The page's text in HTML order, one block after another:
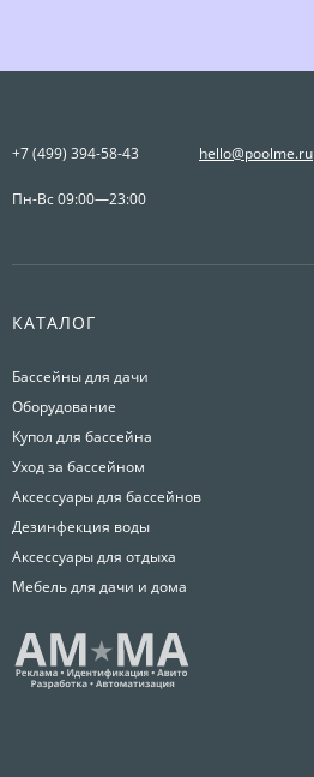
+7 (499) 394-58-43 hello@poolme.ru
Пн-Вс 09:00—23:00
КАТАЛОГ
Бассейны для дачи
Оборудование
Купол для бассейна
Уход за бассейном
Аксессуары для бассейнов
Дезинфекция воды
Аксессуары для отдыха
Мебель для дачи и дома